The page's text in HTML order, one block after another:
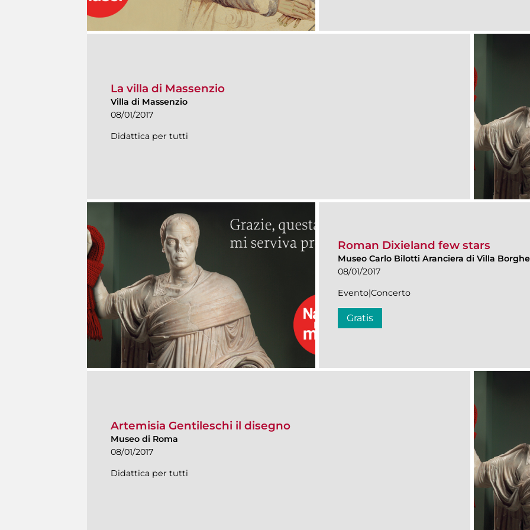
La villa di Massenzio
Villa di Massenzio
08/01/2017
Didattica per tutti
Roman Dixieland few stars
Museo Carlo Bilotti Aranciera di Villa
08/01/2017
Evento|Concerto
Gratis
Artemisia Gentileschi il disegno
Museo di Roma
08/01/2017
Didattica per tutti